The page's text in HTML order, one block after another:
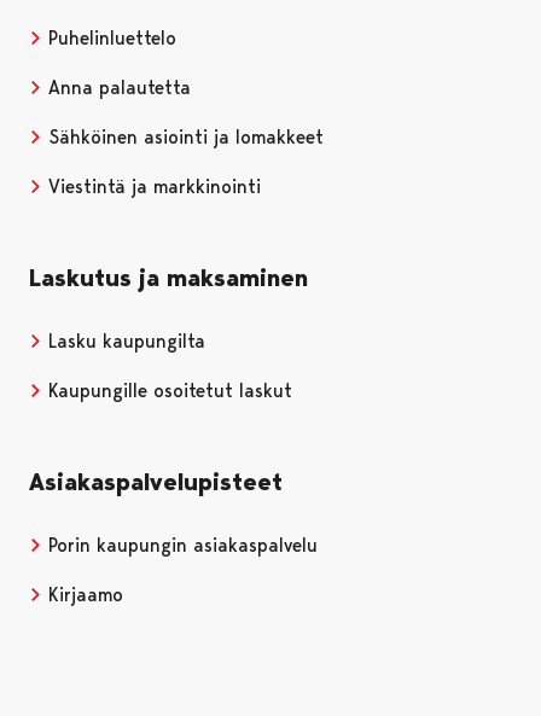
Puhelinluettelo
Anna palautetta
Sähköinen asiointi ja lomakkeet
Viestintä ja markkinointi
Laskutus ja maksaminen
Lasku kaupungilta
Kaupungille osoitetut laskut
Asiakaspalvelupisteet
Porin kaupungin asiakaspalvelu
Kirjaamo